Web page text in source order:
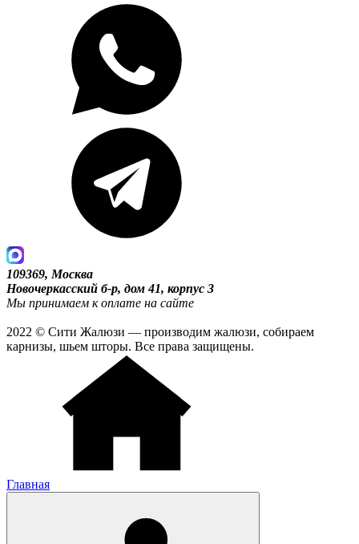
109369, Москва
Новочеркасский б-р, дом 41, корпус 3
Мы принимаем к оплате на сайте
2022 © Сити Жалюзи — производим жалюзи, собираем
карнизы, шьем шторы. Все права защищены.
Главная